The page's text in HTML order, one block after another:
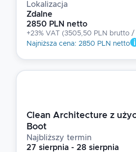
Lokalizacja
Zdalne
2850 PLN netto
+23% VAT (3505,50 PLN brutto /
Najniższa cena: 2850 PLN netto
Clean Architecture z
Boot
Najbliższy termin
27 sierpnia - 28 sierpnia